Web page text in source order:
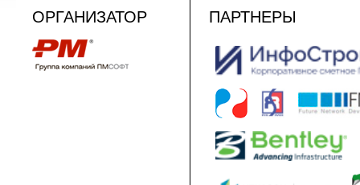
ОРГАНИЗАТОР ПАРТНЕРЫ